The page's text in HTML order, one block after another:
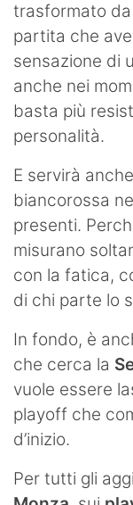
trasformato da
partita che
sensazione di
anche nei
basta più
personalità.
E servirà
biancorossa
presenti.
misurano
con la fatica,
di chi parte lo
In fondo, è
che cerca la
vuole essere
playoff che
d’inizio.
Per tutti gli